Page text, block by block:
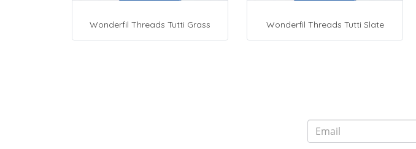
Wonderfil Threads Tutti Grass Wonderfil Threads Tutti Slate